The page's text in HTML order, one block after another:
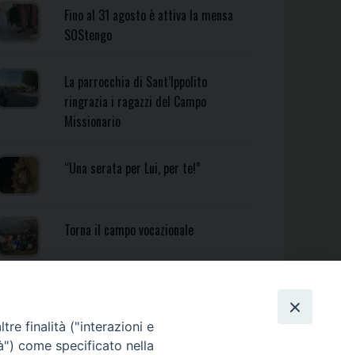
Fino al 31 agosto è attiva la mensa
SOStengo
La parrocchia di Sant’Ippolito
ringrazia i ragazzi del Campo
Missionario
“Una serata per Lui, per te!”
Torna il campo vocazionale
finalità ("interazioni e
come specificato nella